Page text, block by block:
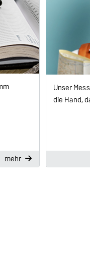
mehr
Unser
die Hand,